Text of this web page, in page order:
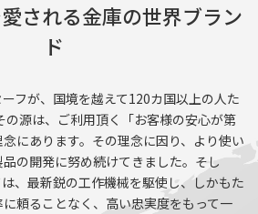
される金庫の世界ブラン
ド
フが、国境を越えて120カ国以上の人た
の源は、ご利用頂く「お客様の安心が第
にあります。その理念に因り、より使い
の開発に努め続けてきました。そし
、最新鋭の工作機械を駆使し、しかもた
頼ることなく、高い忠実度をもって一